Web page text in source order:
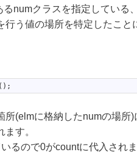
numクラスを指定している
行う値の場所を特定したこと
( ) ;
所(elmに格納したnumの場
す。
るので0がcountに代入され